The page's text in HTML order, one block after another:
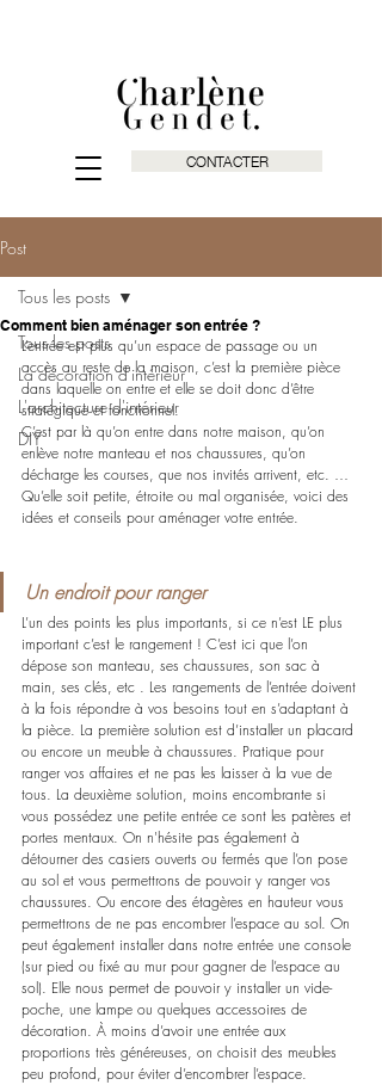
CONTACTER
Post
Tous les posts
La décoration d'intérieur
L'architecture d'intérieur
DIY
Tous les posts
Comment bien aménager son entrée ?
L’entrée est plus qu’un espace de passage ou un
accès au reste de la maison, c’est la première pièce
dans laquelle on entre et elle se doit donc d’être
stratégique et fonctionnel.
C’est par là qu’on entre dans notre maison, qu’on
enlève notre manteau et nos chaussures, qu’on
décharge les courses, que nos invités arrivent, etc. …
Qu’elle soit petite, étroite ou mal organisée, voici des
idées et conseils pour aménager votre entrée.
Un endroit pour ranger
L’un des points les plus importants, si ce n’est LE plus
important c’est le rangement ! C’est ici que l’on
dépose son manteau, ses chaussures, son sac à
main, ses clés, etc . Les rangements de l’entrée doivent
à la fois répondre à vos besoins tout en s’adaptant à
la pièce. La première solution est d’installer un placard
ou encore un meuble à chaussures. Pratique pour
ranger vos affaires et ne pas les laisser à la vue de
tous. La deuxième solution, moins encombrante si
vous possédez une petite entrée ce sont les patères et
portes mentaux. On n'hésite pas également à
détourner des casiers ouverts ou fermés que l’on pose
au sol et vous permettrons de pouvoir y ranger vos
chaussures. Ou encore des étagères en hauteur vous
permettrons de ne pas encombrer l’espace au sol. On
peut également installer dans notre entrée une console
(sur pied ou fixé au mur pour gagner de l’espace au
sol). Elle nous permet de pouvoir y installer un vide-
poche, une lampe ou quelques accessoires de
décoration. À moins d’avoir une entrée aux
proportions très généreuses, on choisit des meubles
peu profond, pour éviter d’encombrer l’espace.